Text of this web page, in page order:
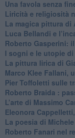
Una favola senza
Liricità e religiosità
La magica pittura
Luca Bellandi e
​Roberto Gasperini:
I sogni e le utopie
La pittura lirica di
​Marco Klee Fallani,
​Pier Toffoletti sulle
​Roberto Braida :
​L’arte di Massimo
Eleonora
​La poesia di
Roberto Fanari nel